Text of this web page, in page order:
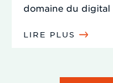
domaine du digital
LIRE PLUS